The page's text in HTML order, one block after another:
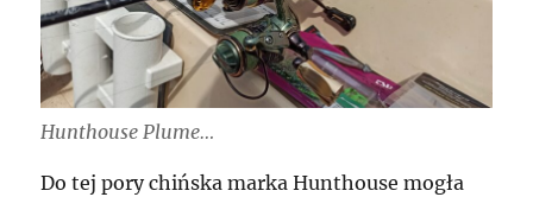
Hunthouse Plume…
Do tej pory chińska marka Hunthouse mogła